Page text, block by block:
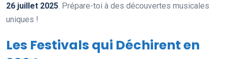
26 juillet 2025. Prépare-toi à des découvertes musicales
uniques !
Les Festivals qui Déchirent en